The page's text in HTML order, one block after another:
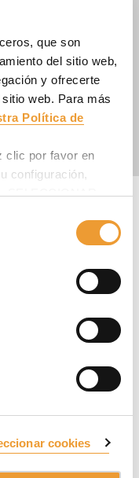
que son
del sitio web,
y ofrecerte
web. Para más
Política de
clic por favor en
configuración,
SELECCIONAR
cookies